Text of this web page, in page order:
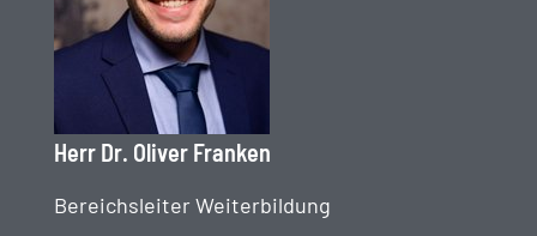
Herr Dr. Oliver Franken
Bereichsleiter Weiterbildung